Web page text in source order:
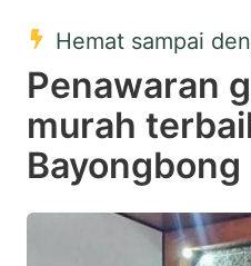
select
a
date.
Press
question
Hemat sampai
Penawaran
murah
Bayongbong